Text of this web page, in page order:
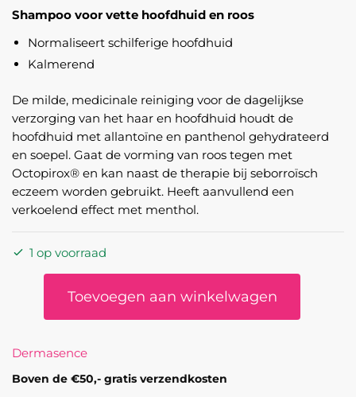
Shampoo voor vette hoofdhuid en roos
Normaliseert schilferige hoofdhuid
Kalmerend
De milde, medicinale reiniging voor de dagelijkse
verzorging van het haar en hoofdhuid houdt de
hoofdhuid met allantoïne en panthenol gehydrateerd
en soepel. Gaat de vorming van roos tegen met
Octopirox® en kan naast de therapie bij seborroïsch
eczeem worden gebruikt. Heeft aanvullend een
verkoelend effect met menthol.
1 op voorraad
aantal
Toevoegen aan winkelwagen
Dermasence
Boven de €50,- gratis verzendkosten